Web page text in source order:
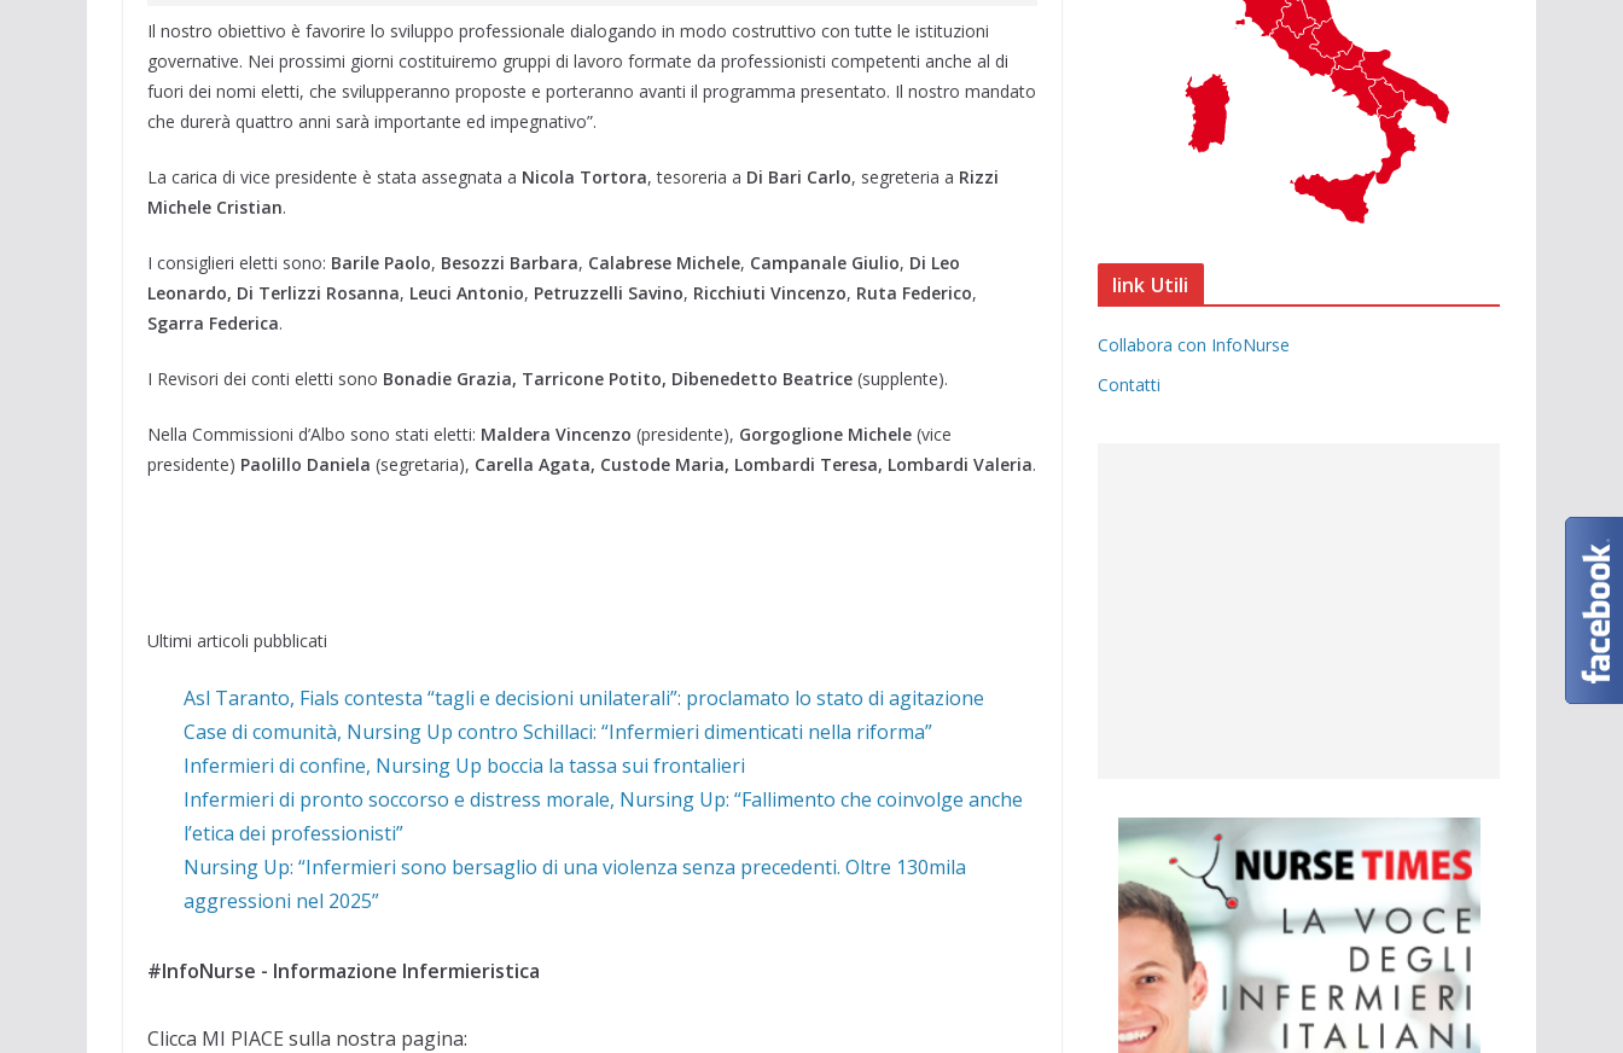
Il nostro obiettivo è favorire lo sviluppo professionale dialogando in modo costruttivo con tutte le istituzioni
governative. Nei prossimi giorni costituiremo gruppi di lavoro formate da professionisti competenti anche al di
fuori dei nomi eletti, che svilupperanno proposte e porteranno avanti il programma presentato. Il nostro mandato
che durerà quattro anni sarà importante ed impegnativo”.
La carica di vice presidente è stata assegnata a Nicola Tortora, tesoreria a Di Bari Carlo, segreteria a Rizzi
Michele Cristian.
I consiglieri eletti sono: Barile Paolo, Besozzi Barbara, Calabrese Michele, Campanale Giulio, Di Leo
Leonardo, Di Terlizzi Rosanna, Leuci Antonio, Petruzzelli Savino, Ricchiuti Vincenzo, Ruta Federico,
Sgarra Federica.
I Revisori dei conti eletti sono Bonadie Grazia, Tarricone Potito, Dibenedetto Beatrice (supplente).
Nella Commissioni d’Albo sono stati eletti: Maldera Vincenzo (presidente), Gorgoglione Michele (vice
presidente) Paolillo Daniela (segretaria), Carella Agata, Custode Maria, Lombardi Teresa, Lombardi Valeria.
Ultimi articoli pubblicati
Asl Taranto, Fials contesta “tagli e decisioni unilaterali”: proclamato lo stato di agitazione
Case di comunità, Nursing Up contro Schillaci: “Infermieri dimenticati nella riforma”
Infermieri di confine, Nursing Up boccia la tassa sui frontalieri
Infermieri di pronto soccorso e distress morale, Nursing Up: “Fallimento che coinvolge anche
l’etica dei professionisti”
Nursing Up: “Infermieri sono bersaglio di una violenza senza precedenti. Oltre 130mila
aggressioni nel 2025”
#InfoNurse - Informazione Infermieristica
Clicca MI PIACE sulla nostra pagina:
link Utili
Collabora con InfoNurse
Contatti